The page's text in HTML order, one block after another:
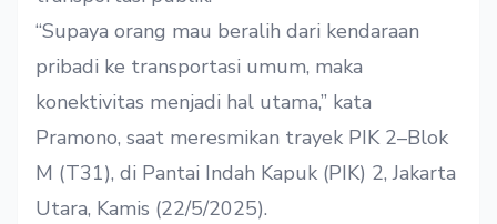
“Supaya orang mau beralih dari kendaraan
pribadi ke transportasi umum, maka
konektivitas menjadi hal utama,” kata
Pramono, saat meresmikan trayek PIK 2–Blok
M (T31), di Pantai Indah Kapuk (PIK) 2, Jakarta
Utara, Kamis (22/5/2025).